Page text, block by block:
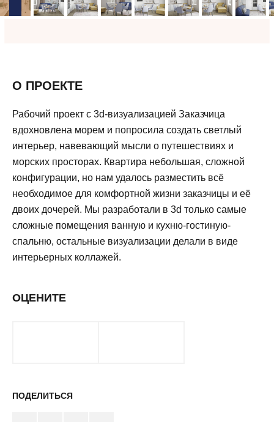
О ПРОЕКТЕ
Рабочий проект с 3d-визуализацией Заказчица
вдохновлена морем и попросила создать светлый
интерьер, навевающий мысли о путешествиях и
морских просторах. Квартира небольшая, сложной
конфигурации, но нам удалось разместить всё
необходимое для комфортной жизни заказчицы и её
двоих дочерей. Мы разработали в 3d только самые
сложные помещения ванную и кухню-гостиную-
спальню, остальные визуализации делали в виде
интерьерных коллажей.
ОЦЕНИТЕ
ПОДЕЛИТЬСЯ